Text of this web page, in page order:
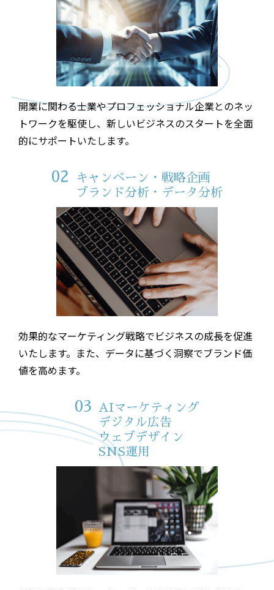
開業に関わる士業やプロフェッショナル企業とのネッ
トワークを駆使し、新しいビジネスのスタートを全面
的にサポートいたします。
02
キャンペーン・戦略企画
ブランド分析・データ分析
効果的なマーケティング戦略でビジネスの成長を促進
いたします。また、データに基づく洞察でブランド価
値を高めます。
03
AIマーケティング
デジタル広告
ウェブデザイン
SNS運用